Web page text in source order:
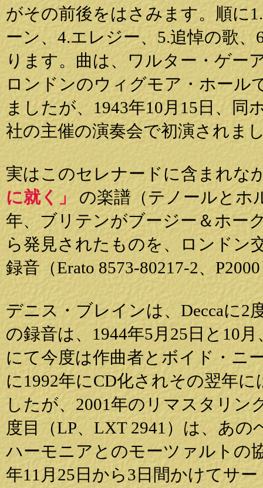
がその前後をはさみます。順に
ーン、4.エレジー、5.追悼の歌
ります。曲は、ワルター・ゲー
ロンドンのウィグモア・ホール
ましたが、1943年10月15日、
社の主催の演奏会で初演されま
実はこのセレナードに含まれな
に就く」
の楽譜（テノールとホ
年、ブリテンがブージー＆ホー
ら発見されたものを、ロンドン
録音（Erato 8573-80217-2、
デニス・ブレインは、Deccaに2
の録音は、1944年5月25日と10
にて今度は作曲者とボイド・ニ
に1992年にCD化されその翌年
したが、2001年のリマスタリ
度目（LP、LXT 2941）は、あ
ハーモニアとのモーツァルトの
年11月25日から3日間かけてサ